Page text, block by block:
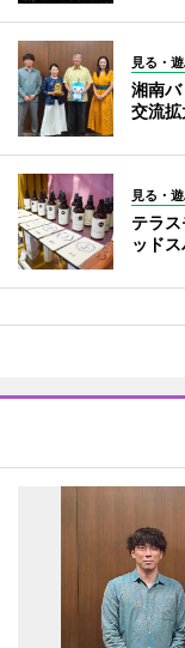
見る・
湘南
交流
見る・
テラ
ッド